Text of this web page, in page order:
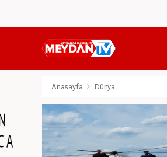
Anasayfa Dünya